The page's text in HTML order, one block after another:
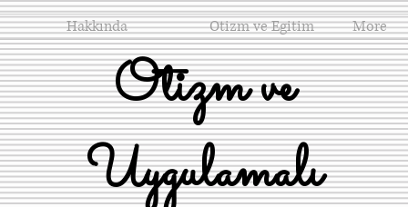
Hakkında Otizm ve Egitim More
Otizm ve
Uygulamalı